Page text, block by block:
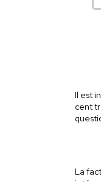
Il est
cent
La